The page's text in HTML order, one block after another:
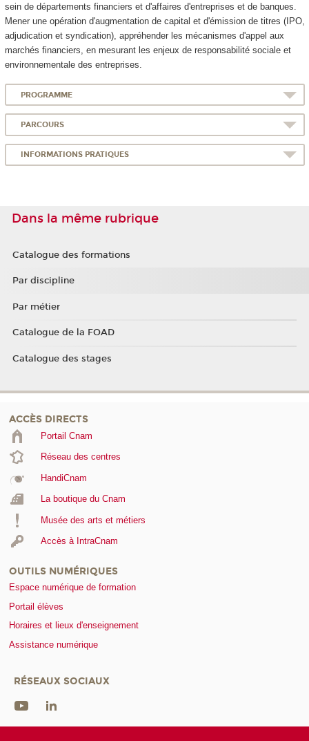
sein de départements financiers et d'affaires d'entreprises et de banques.
Mener une opération d'augmentation de capital et d'émission de titres (IPO,
adjudication et syndication), appréhender les mécanismes d'appel aux
marchés financiers, en mesurant les enjeux de responsabilité sociale et
environnementale des entreprises.
PROGRAMME
PARCOURS
INFORMATIONS PRATIQUES
Dans la même rubrique
Catalogue des formations
Par discipline
Par métier
Catalogue de la FOAD
Catalogue des stages
ACCÈS DIRECTS
Portail Cnam
Réseau des centres
HandiCnam
La boutique du Cnam
Musée des arts et métiers
Accès à IntraCnam
OUTILS NUMÉRIQUES
Espace numérique de formation
Portail élèves
Horaires et lieux d'enseignement
Assistance numérique
RÉSEAUX SOCIAUX